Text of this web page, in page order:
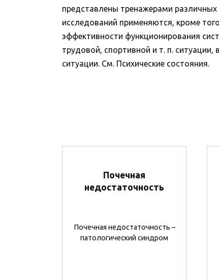
представлены тренажерами
исследований применяются, кроме
эффективности функционирования
трудовой, спортивной и т. п.
ситуации. См. Психические состояния.
Почечная
недостаточность
Почечная недостаточность –
патологический синдром